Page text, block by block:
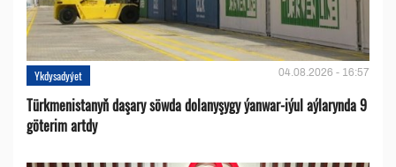
Ykdysadyýet 04.08.2026 - 16:57
Türkmenistanyň daşary söwda dolanyşygy ýanwar-iýul aýlarynda 9
göterim artdy